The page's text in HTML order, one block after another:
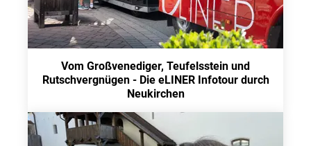
Vom Großvenediger, Teufelsstein und
Rutschvergnügen - Die eLINER Infotour durch
Neukirchen